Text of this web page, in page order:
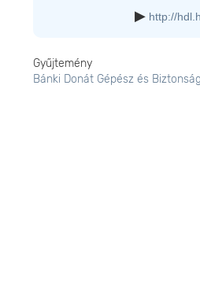
http://
Gyűjtemény
Bánki Donát Gépész és